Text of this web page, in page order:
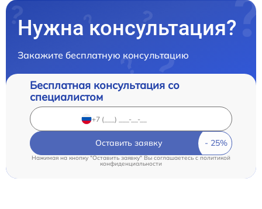
Нужна консультация?
Закажите бесплатную консультацию
Бесплатная консультация со
специалистом
Оставить заявку
Нажимая на кнопку "Оставить заявку" Вы соглашаетесь cполитикой
конфиденциальности